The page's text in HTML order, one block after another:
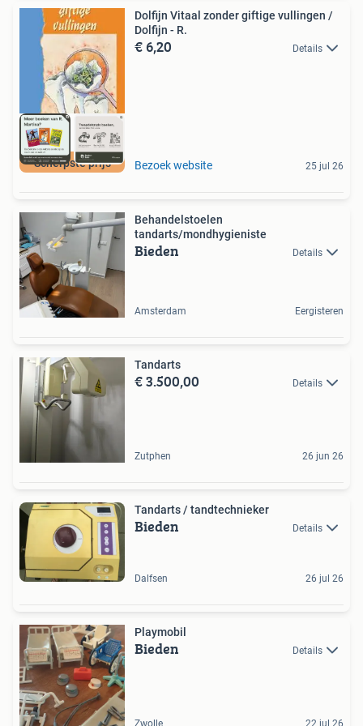
Scherpste prijs
Dolfijn Vitaal zonder giftige vullingen /
Dolfijn - R.
€ 6,20 Details
Bezoek website 25 jul 26
Behandelstoelen
tandarts/mondhygieniste
Bieden Details
Amsterdam Eergisteren
Tandarts
€ 3.500,00 Details
Zutphen 26 jun 26
Tandarts / tandtechnieker
Bieden Details
Dalfsen 26 jul 26
Playmobil
Bieden Details
Zwolle 22 jul 26